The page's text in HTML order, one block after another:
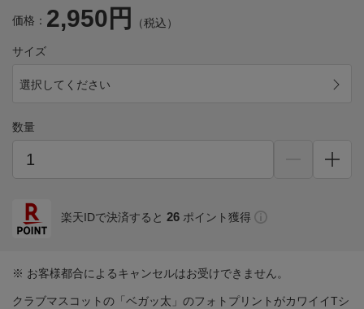
価格： 2,950円 （税込）
サイズ
選択してください
数量
楽天IDで決済すると 26 ポイント獲得
※ お客様都合によるキャンセルはお受けできません。
クラブマスコットの「ベガッ太」のフォトプリントがカワイイTシ